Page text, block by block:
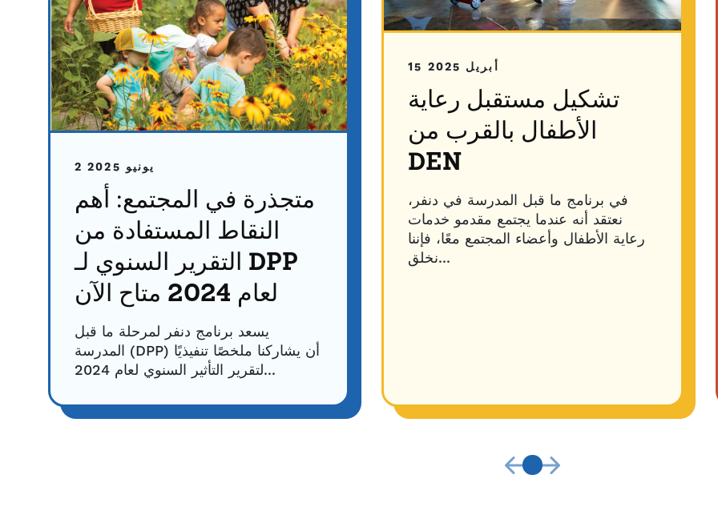
2 يونيو 2025
متجذرة في المجتمع: أهم
النقاط المستفادة من
التقرير السنوي لـ DPP
لعام 2024 متاح الآن
يسعد برنامج دنفر لمرحلة ما قبل
المدرسة (DPP) أن يشاركنا ملخصًا تنفيذيًا
لتقرير التأثير السنوي لعام 2024...
15 أبريل 2025
تشكيل مستقبل رعاية
الأطفال بالقرب من
DEN
في برنامج ما قبل المدرسة في دنفر،
نعتقد أنه عندما يجتمع مقدمو خدمات
رعاية الأطفال وأعضاء المجتمع معًا، فإننا
نخلق...